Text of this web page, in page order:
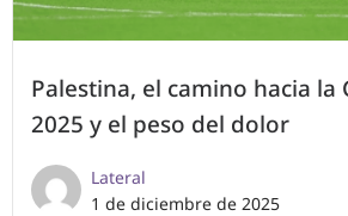
Palestina, el camino hacia la
2025 y el peso del dolor
Lateral
1 de diciembre de 2025